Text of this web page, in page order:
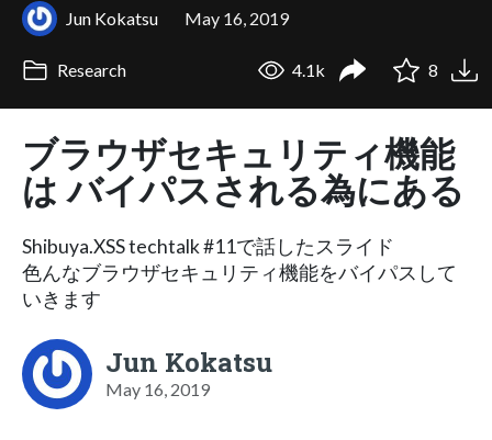
Jun Kokatsu May 16, 2019
Research 4.1k 8
ブラウザセキュリティ機能
は バイパスされる為にある
Shibuya.XSS techtalk #11で話したスライド
色んなブラウザセキュリティ機能をバイパスして
いきます
Jun Kokatsu
May 16, 2019